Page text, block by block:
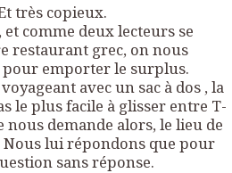
très copieux.
et comme deux lecteurs se
restaurant grec, on nous
emporter le surplus.
avec un sac à dos , la
le plus facile à glisser entre T-
nous demande alors, le lieu de
lui répondons que pour
sans réponse.